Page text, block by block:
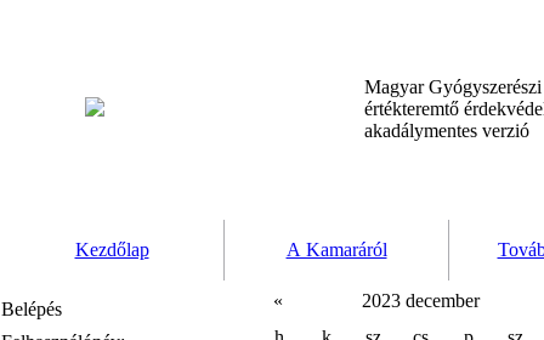
Magyar
értékteremtő
akadálymentes verzió
Kezdőlap A Kamaráról
Belépés
«
2023 december